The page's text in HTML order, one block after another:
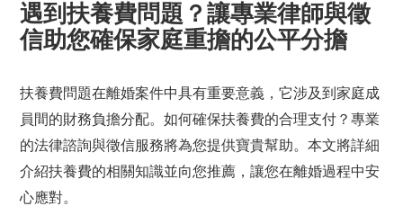
遇到扶養費問題？讓專業律師與徵
信助您確保家庭重擔的公平分擔
扶養費問題在離婚案件中具有重要意義，它涉及到家庭成
員間的財務負擔分配。如何確保扶養費的合理支付？專業
的法律諮詢與徵信服務將為您提供寶貴幫助。本文將詳細
介紹扶養費的相關知識並向您推薦，讓您在離婚過程中安
心應對。